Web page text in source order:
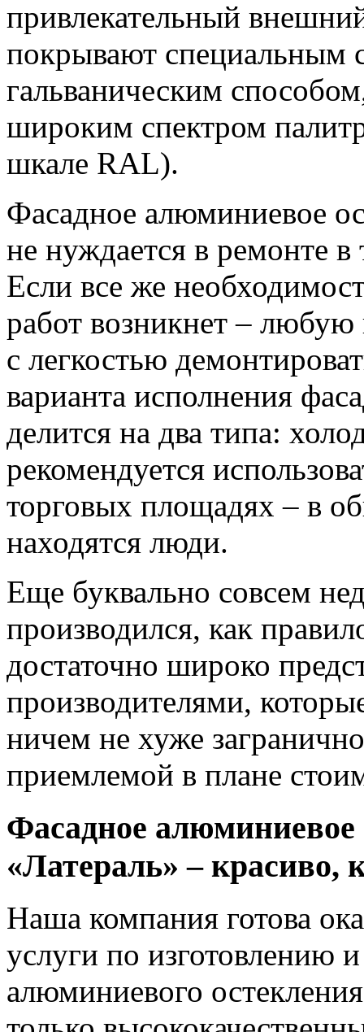
привлекательный
покрывают специальным
гальваническим
широким спектром
шкале RAL).
Фасадное алюминиевое
не нуждается в ремонте в
Если все же
работ возникнет –
с легкостью
варианта исполнения
делится на два типа:
рекомендуется
торговых площадях – в
находятся люди.
Еще буквально совсем
производился, как
достаточно широко
производителями,
ничем не хуже
приемлемой в плане
Фасадное алюминиевое
«Латераль» – красиво,
Наша компания готова
услуги по изготовлению
алюминиевого